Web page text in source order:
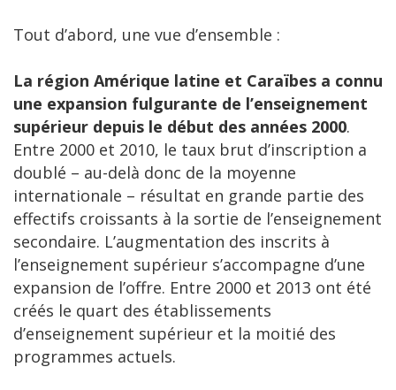
Tout d’abord, une vue d’ensemble :
La région Amérique latine et Caraïbes a connu
une expansion fulgurante de l’enseignement
supérieur depuis le début des années 2000.
Entre 2000 et 2010, le taux brut d’inscription a
doublé – au-delà donc de la moyenne
internationale – résultat en grande partie des
effectifs croissants à la sortie de l’enseignement
secondaire. L’augmentation des inscrits à
l’enseignement supérieur s’accompagne d’une
expansion de l’offre. Entre 2000 et 2013 ont été
créés le quart des établissements
d’enseignement supérieur et la moitié des
programmes actuels.